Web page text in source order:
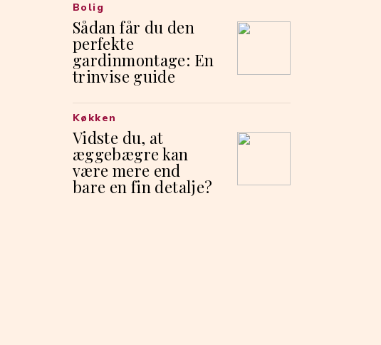
Sådan får du den
perfekte
gardinmontage: En
trinvise guide
Bolig
Vidste du, at
æggebægre kan
være mere end
bare en fin detalje?
Køkken